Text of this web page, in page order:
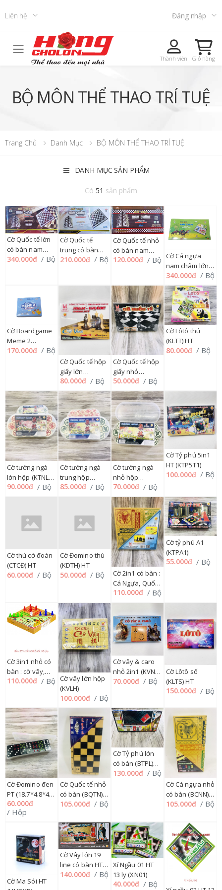
Liên hệ Đăng nhập
Toggle mobile menu Thành viên Giỏ hàng
BỘ MÔN THỂ THAO TRÍ TUỆ
Trang Chủ Danh Mục BỘ MÔN THỂ THAO TRÍ TUỆ
DANH MỤC SẢN PHẨM
Có 51 sản phẩm
Cờ Quốc tế lớn
có bàn nam
châm
340.000đ / Bộ
Cờ Quốc tế
trung có bàn
nam châm
210.000đ / Bộ
Cờ Quốc tế nhỏ
có bàn nam
châm
120.000đ / Bộ Cờ Cá ngựa
nam châm lớn
có bàn
TCNNCCCL
340.000đ / Bộ
Cờ Boardgame
Meme 2
UBGMM2
170.000đ / Bộ
Cờ Quốc tế hộp
giấy lớn
(KQTHGL) HT
80.000đ / Bộ
Cờ Quốc tế hộp
giấy nhỏ
(KQTHGN) HT
50.000đ / Bộ
Cờ Lôtô thú
(KLTT) HT
80.000đ / Bộ
Cờ tướng ngà
lớn hộp (KTNLH)
HT
90.000đ / Bộ
Cờ tướng ngà
trung hộp
(KTNTH) HT
85.000đ / Bộ
Cờ tướng ngà
nhỏ hộp
(KTNNH) HT
70.000đ / Bộ
Cờ Tỷ phú 5in1
HT (KTP5T1)
100.000đ / Bộ
Cờ thú cờ đoán
(CTCĐ) HT
60.000đ / Bộ
Cờ Đomino thú
(KDTH) HT
50.000đ / Bộ
Cờ 2in1 có bàn :
Cá Ngựa, Quốc
Tế (B21NCNQT)
110.000đ / Bộ
Cờ tỷ phú A1
(KTPA1)
55.000đ / Bộ
Cờ 3in1 nhỏ có
bàn : cờ vây,
carô, cá ngựa
110.000đ / Bộ Cờ vây lớn hộp
(KVLH)
100.000đ / Bộ
Cờ vây & caro
nhỏ 2in1 (KVNH)
HT
70.000đ / Bộ
Cờ Lôtô số
(KLTS) HT
150.000đ / Bộ
Cờ Đomino đen
PT (18.7*4.8*4.0
cm)
60.000đ
/ Hộp
Cờ Quốc tế nhỏ
có bàn (BQTN)
HT
105.000đ / Bộ
Cờ Tỷ phú lớn
có bàn (BTPL)
HT
130.000đ / Bộ
Cờ Cá ngựa nhỏ
có bàn (BCNN)
HT
105.000đ / Bộ
Cờ Ma Sói HT
Cờ Vây lớn 19
line có bàn HT
(BVL19LCC)
140.000đ / Bộ
Xí Ngầu 01 HT
13 ly (XN01)
40.000đ / Bộ